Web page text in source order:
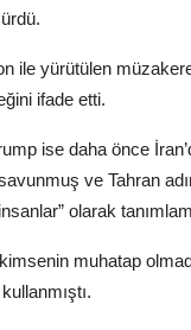
ile yürütülen
ifade etti.
ise daha önce
ve Tahran
olarak
muhatap